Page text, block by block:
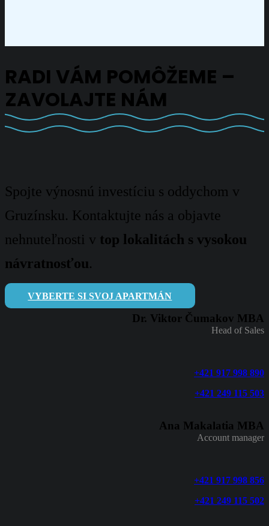
RADI VÁM POMÔŽEME –
ZAVOLAJTE NÁM
Spojte výnosnú investíciu s oddychom v
Gruzínsku. Kontaktujte nás a objavte
nehnuteľnosti v top lokalitách s vysokou
návratnosťou.
VYBERTE SI SVOJ APARTMÁN
Dr. Viktor Čumakov MBA
Head of Sales
+421 917 998 890
+421 249 115 503
Ana Makalatia MBA
Account manager
+421 917 998 856
+421 249 115 502